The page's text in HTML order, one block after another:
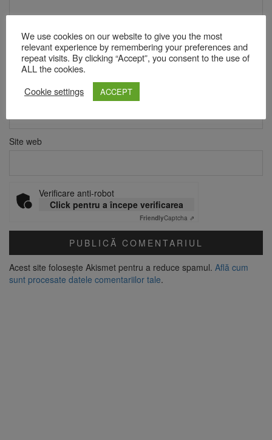
Nume*
Email*
Site web
Verificare anti-robot
Click pentru a începe verificarea
FriendlyCaptcha ⇗
Acest site folosește Akismet pentru a reduce spamul. Află cum
sunt procesate datele comentariilor tale.
We use cookies on our website to give you the most
relevant experience by remembering your preferences and
repeat visits. By clicking “Accept”, you consent to the use of
ALL the cookies.
Cookie settings
ACCEPT